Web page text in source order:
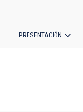
PRESENTACIÓN